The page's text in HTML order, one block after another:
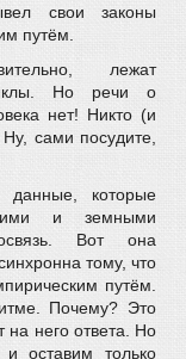
свои законы
путём.
лежат
Но речи о
нет! Никто (и
сами посудите,
данные, которые
и земными
Вот она
тому, что
путём.
Почему? Это
него ответа. Но
оставим только